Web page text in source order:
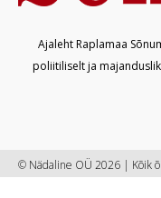
Ajaleht Raplamaa
poliitiliselt ja
© Nädaline OÜ 2026 | Kõik